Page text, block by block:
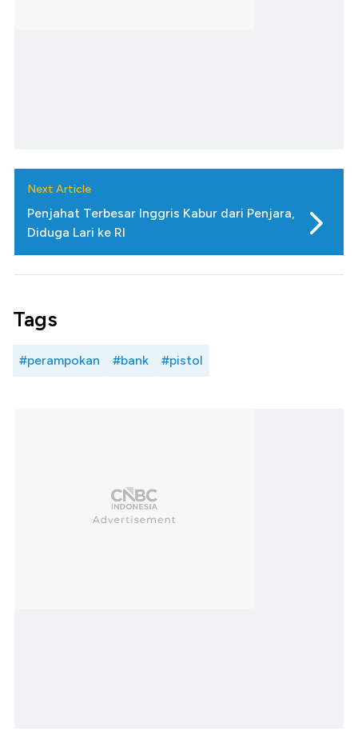
Next Article
Penjahat Terbesar Inggris Kabur dari Penjara,
Diduga Lari ke RI
Tags
#perampokan #bank #pistol